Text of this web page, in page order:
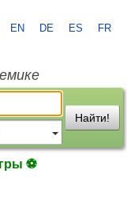
EN DE ES FR
Найти!
⚽